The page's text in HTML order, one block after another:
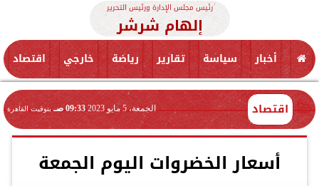
رئيس مجلس الإدارة ورئيس التحرير
إلهام شرشر
أخبار سياسة تقارير رياضة خارجي اقتصاد
اقتصاد الجمعة، 5 مايو 2023 09:33 صـ بتوقيت القاهرة
أسعار الخضروات اليوم الجمعة